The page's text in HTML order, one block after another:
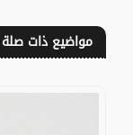
مواضيع ذات صلة